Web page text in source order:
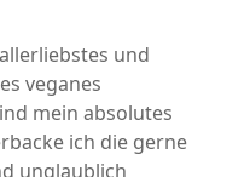
und
veganes
mein absolutes
ich die gerne
unglaublich